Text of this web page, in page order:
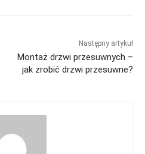
Następny artykuł
Montaż drzwi przesuwnych –
jak zrobić drzwi przesuwne?